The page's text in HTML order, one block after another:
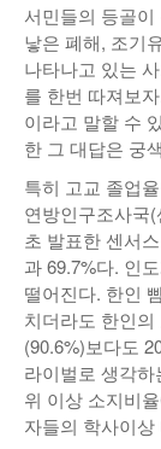
서민들의 등골
낳은 폐해, 조기
나타나고 있는
를 한번 따져보
이라고 말할 수
한 그 대답은 궁
특히 고교 졸업
연방인구조사국
초 발표한 센서
과 69.7%다. 인
떨어진다. 한인
치더라도 한인
(90.6%)보다도
라이벌로 생각
위 이상 소지비
자들의 학사이